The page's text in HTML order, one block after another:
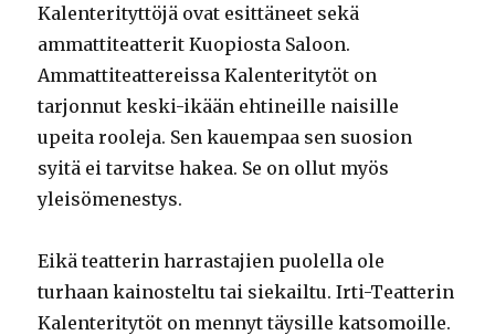
Kalenterityttöjä ovat esittäneet sekä
ammattiteatterit Kuopiosta Saloon.
Ammattiteattereissa Kalenteritytöt on
tarjonnut keski-ikään ehtineille naisille
upeita rooleja. Sen kauempaa sen suosion
syitä ei tarvitse hakea. Se on ollut myös
yleisömenestys.
Eikä teatterin harrastajien puolella ole
turhaan kainosteltu tai siekailtu. Irti-Teatterin
Kalenteritytöt on mennyt täysille katsomoille.